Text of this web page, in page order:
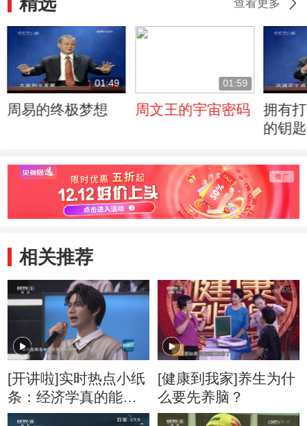
查看更多
01:49
周易的终极梦想
01:59
周文王的宇宙密码
拥有
的钥
相关推荐
[开讲啦]实时热点小纸
条：经济学真的能解
释一切吗？
[健康到我家]养生为什
么要先养脑？